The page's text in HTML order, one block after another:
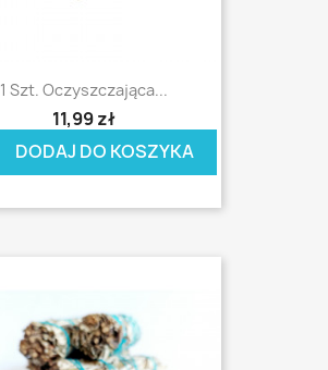
1 Szt. Oczyszczająca...
11,99 zł
DODAJ DO KOSZYKA